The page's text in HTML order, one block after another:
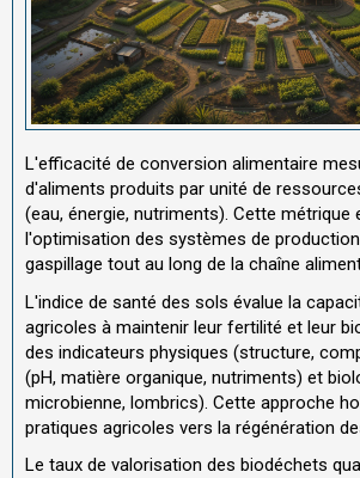
L'efficacité de conversion alimentaire
d'aliments produits par unité de
(eau, énergie, nutriments). Cette métrique
l'optimisation des systèmes de
gaspillage tout au long de la chaîne
L'indice de santé des sols évalue la
agricoles à maintenir leur fertilité et leur
des indicateurs physiques (structure,
(pH, matière organique, nutriments) et
microbienne, lombrics). Cette approche
pratiques agricoles vers la régénération
Le taux de valorisation des biodéchets